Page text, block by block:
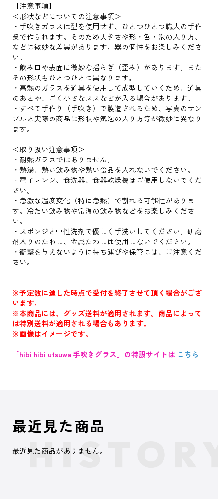
【注意事項】
＜形状などについての注意事項＞
・手吹きガラスは型を使用せず、ひとつひとつ職人の手作
業で作られます。そのため大きさや形・色・泡の入り方、
などに微妙な差異があります。器の個性をお楽しみくださ
い。
・飲み口や表面に微妙な揺らぎ（歪み）があります。また
その形状もひとつひとつ異なります。
・高熱のガラスを道具を使用して成型していくため、道具
のあとや、ごく小さなススなどが入る場合があります。
・すべて手作り（手吹き）で製造されるため、写真のサン
プルと実際の商品は形状や気泡の入り方等が微妙に異なり
ます。
＜取り扱い注意事項＞
・耐熱ガラスではありません。
・熱湯、熱い飲み物や熱い食品を入れないでください。
・電子レンジ、食洗器、食器乾燥機はご使用しないでくだ
さい。
・急激な温度変化（特に急熱）で割れる可能性がありま
す。冷たい飲み物や常温の飲み物などをお楽しみくださ
い。
・スポンジと中性洗剤で優しく手洗いしてください。研磨
剤入りのたわし、金属たわしは使用しないでください。
・衝撃を与えないように持ち運びや保管には、ご注意くだ
さい。
※予定数に達した時点で受付を終了させて頂く場合がござ
います。
※本商品には、グッズ送料が適用されます。商品によって
は特別送料が適用される場合もあります。
※画像はイメージです。
「hibi hibi utsuwa 手吹きグラス」の特設サイトは こちら
最近見た商品
最近見た商品がありません。